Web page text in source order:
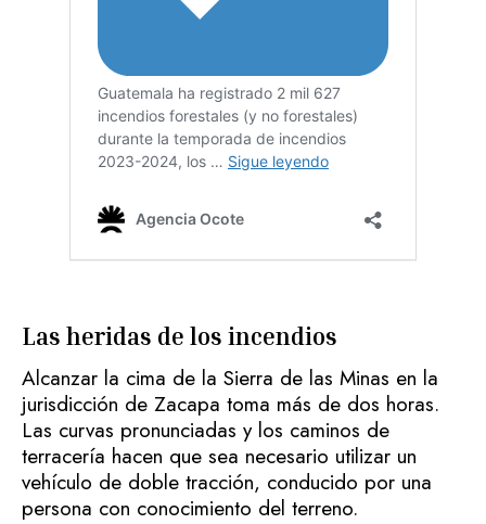
Las heridas de los incendios
Alcanzar la cima de la Sierra de las Minas en la
jurisdicción de Zacapa toma más de dos horas.
Las curvas pronunciadas y los caminos de
terracería hacen que sea necesario utilizar un
vehículo de doble tracción, conducido por una
persona con conocimiento del terreno.